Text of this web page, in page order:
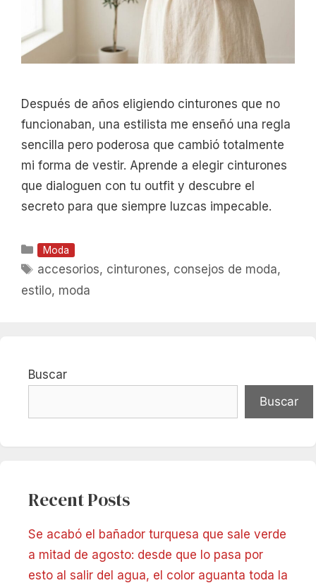
Después de años eligiendo cinturones que no
funcionaban, una estilista me enseñó una regla
sencilla pero poderosa que cambió totalmente
mi forma de vestir. Aprende a elegir cinturones
que dialoguen con tu outfit y descubre el
secreto para que siempre luzcas impecable.
Categorías
Moda
Etiquetas
accesorios, cinturones, consejos de moda,
estilo, moda
Buscar
Buscar
Recent Posts
Se acabó el bañador turquesa que sale verde
a mitad de agosto: desde que lo pasa por
esto al salir del agua, el color aguanta toda la